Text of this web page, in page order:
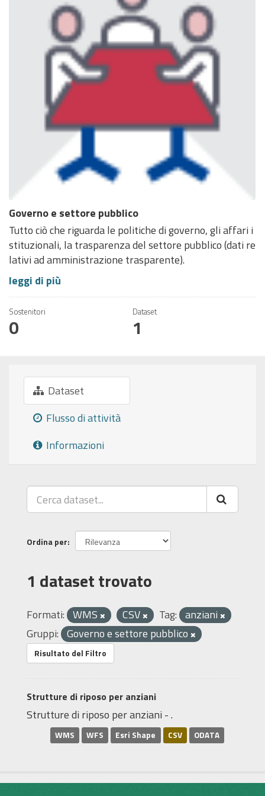
Governo e settore pubblico
Tutto ciò che riguarda le politiche di governo, gli affari i
stituzionali, la trasparenza del settore pubblico (dati re
lativi ad amministrazione trasparente).
leggi di più
Sostenitori
0
Dataset
1
Dataset
Flusso di attività
Informazioni
Ordina per
1 dataset trovato
Formati: WMS CSV Tag: anziani
Gruppi: Governo e settore pubblico
Risultato del Filtro
Strutture di riposo per anziani
Strutture di riposo per anziani - .
WMS WFS Esri Shape CSV ODATA